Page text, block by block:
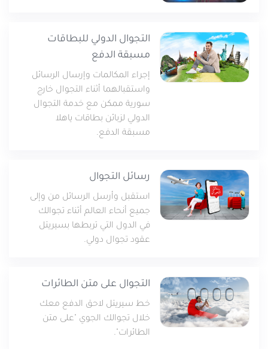
خدمات التجوال
مراكز الخدمة المعتمدة
أماكن استخدام سيريتل كاش
عن سيريتل
الإجراءات
التجوال الدولي للبطاقات
مسبقة الدفع
إجراء المكالمات وإرسال الرسائل
واستقبالهما أثناء التجوال خارج
سورية ممكن مع خدمة التجوال
الدولي لزبائن بطاقات ياهلا
مسبقة الدفع.
رسائل التجوال
استقبل وأرسل الرسائل من وإلى
جميع أنحاء العالم أثناء تجوالك
في الدول التي تربطها بسيريتل
عقود تجوال دولي.
التجوال على متن الطائرات
خط سيريتل لاحق الدفع معك
خلال تجوالك الجوي "على متن
الطائرات".